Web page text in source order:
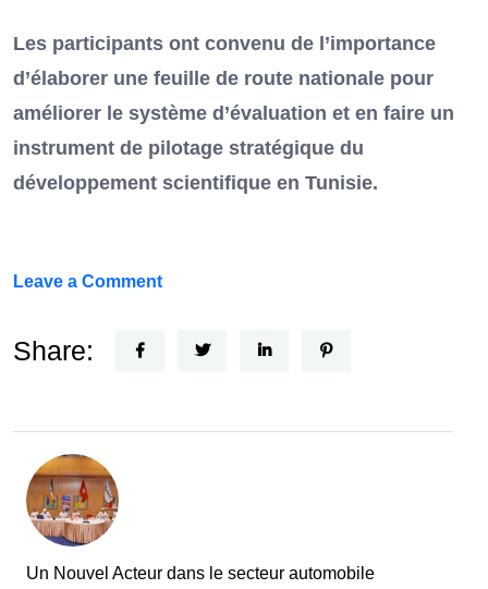
Les participants ont convenu de l’importance
d’élaborer une feuille de route nationale pour
améliorer le système d’évaluation et en faire un
instrument de pilotage stratégique du
développement scientifique en Tunisie.
Leave a Commenton
Horizon
la
France
Share:
Un Nouvel Acteur dans le secteur automobile